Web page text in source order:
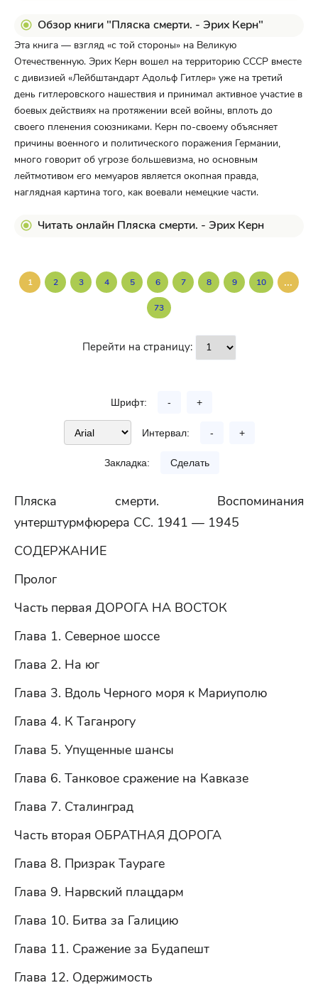
Обзор книги "Пляска смерти. - Эрих Керн"
Эта книга — взгляд «с той стороны» на Великую
Отечественную. Эрих Керн вошел на территорию СССР вместе
с дивизией «Лейбштандарт Адольф Гитлер» уже на третий
день гитлеровского нашествия и принимал активное участие в
боевых действиях на протяжении всей войны, вплоть до
своего пленения союзниками. Керн по-своему объясняет
причины военного и политического поражения Германии,
много говорит об угрозе большевизма, но основным
лейтмотивом его мемуаров является окопная правда,
наглядная картина того, как воевали немецкие части.
Читать онлайн Пляска смерти. - Эрих Керн
1 2 3 4 5 6 7 8 9 10 ...
73
Перейти на страницу:
Шрифт: - +
Интервал: - +
Закладка: Сделать
Пляска смерти. Воспоминания
унтерштурмфюрера СС. 1941 — 1945
СОДЕРЖАНИЕ
Пролог
Часть первая ДОРОГА НА ВОСТОК
Глава 1. Северное шоссе
Глава 2. На юг
Глава 3. Вдоль Черного моря к Мариуполю
Глава 4. К Таганрогу
Глава 5. Упущенные шансы
Глава 6. Танковое сражение на Кавказе
Глава 7. Сталинград
Часть вторая ОБРАТНАЯ ДОРОГА
Глава 8. Призрак Таураге
Глава 9. Нарвский плацдарм
Глава 10. Битва за Галицию
Глава 11. Сражение за Будапешт
Глава 12. Одержимость